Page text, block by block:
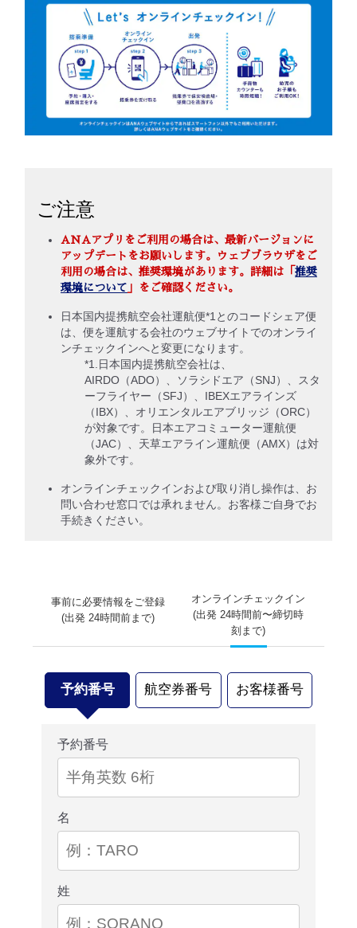
ご注意
ANAアプリをご利用の場合は、最新バージョンに
アップデートをお願いします。ウェブブラウザをご
利用の場合は、推奨環境があります。詳細は「 推奨
環境について 」をご確認ください。
日本国内提携航空会社運航便*1とのコードシェア便
は、便を運航する会社のウェブサイトでのオンライ
ンチェックインへと変更になります。
*1.日本国内提携航空会社は、
AIRDO（ADO）、ソラシドエア（SNJ）、スタ
ーフライヤー（SFJ）、IBEXエアラインズ
（IBX）、オリエンタルエアブリッジ（ORC）
が対象です。日本エアコミューター運航便
（JAC）、天草エアライン運航便（AMX）は対
象外です。
オンラインチェックインおよび取り消し操作は、お
問い合わせ窓口では承れません。お客様ご自身でお
手続きください。
事前に必要情報をご登録
(出発 24時間前まで)
オンラインチェックイン
(出発 24時間前〜締切時
刻まで)
予約番号 航空券番号 お客様番号
予約番号
名
姓